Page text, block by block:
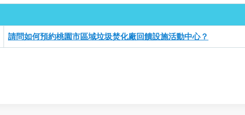
請問如何預約桃園市區域垃圾焚化廠回饋設施活動中心？